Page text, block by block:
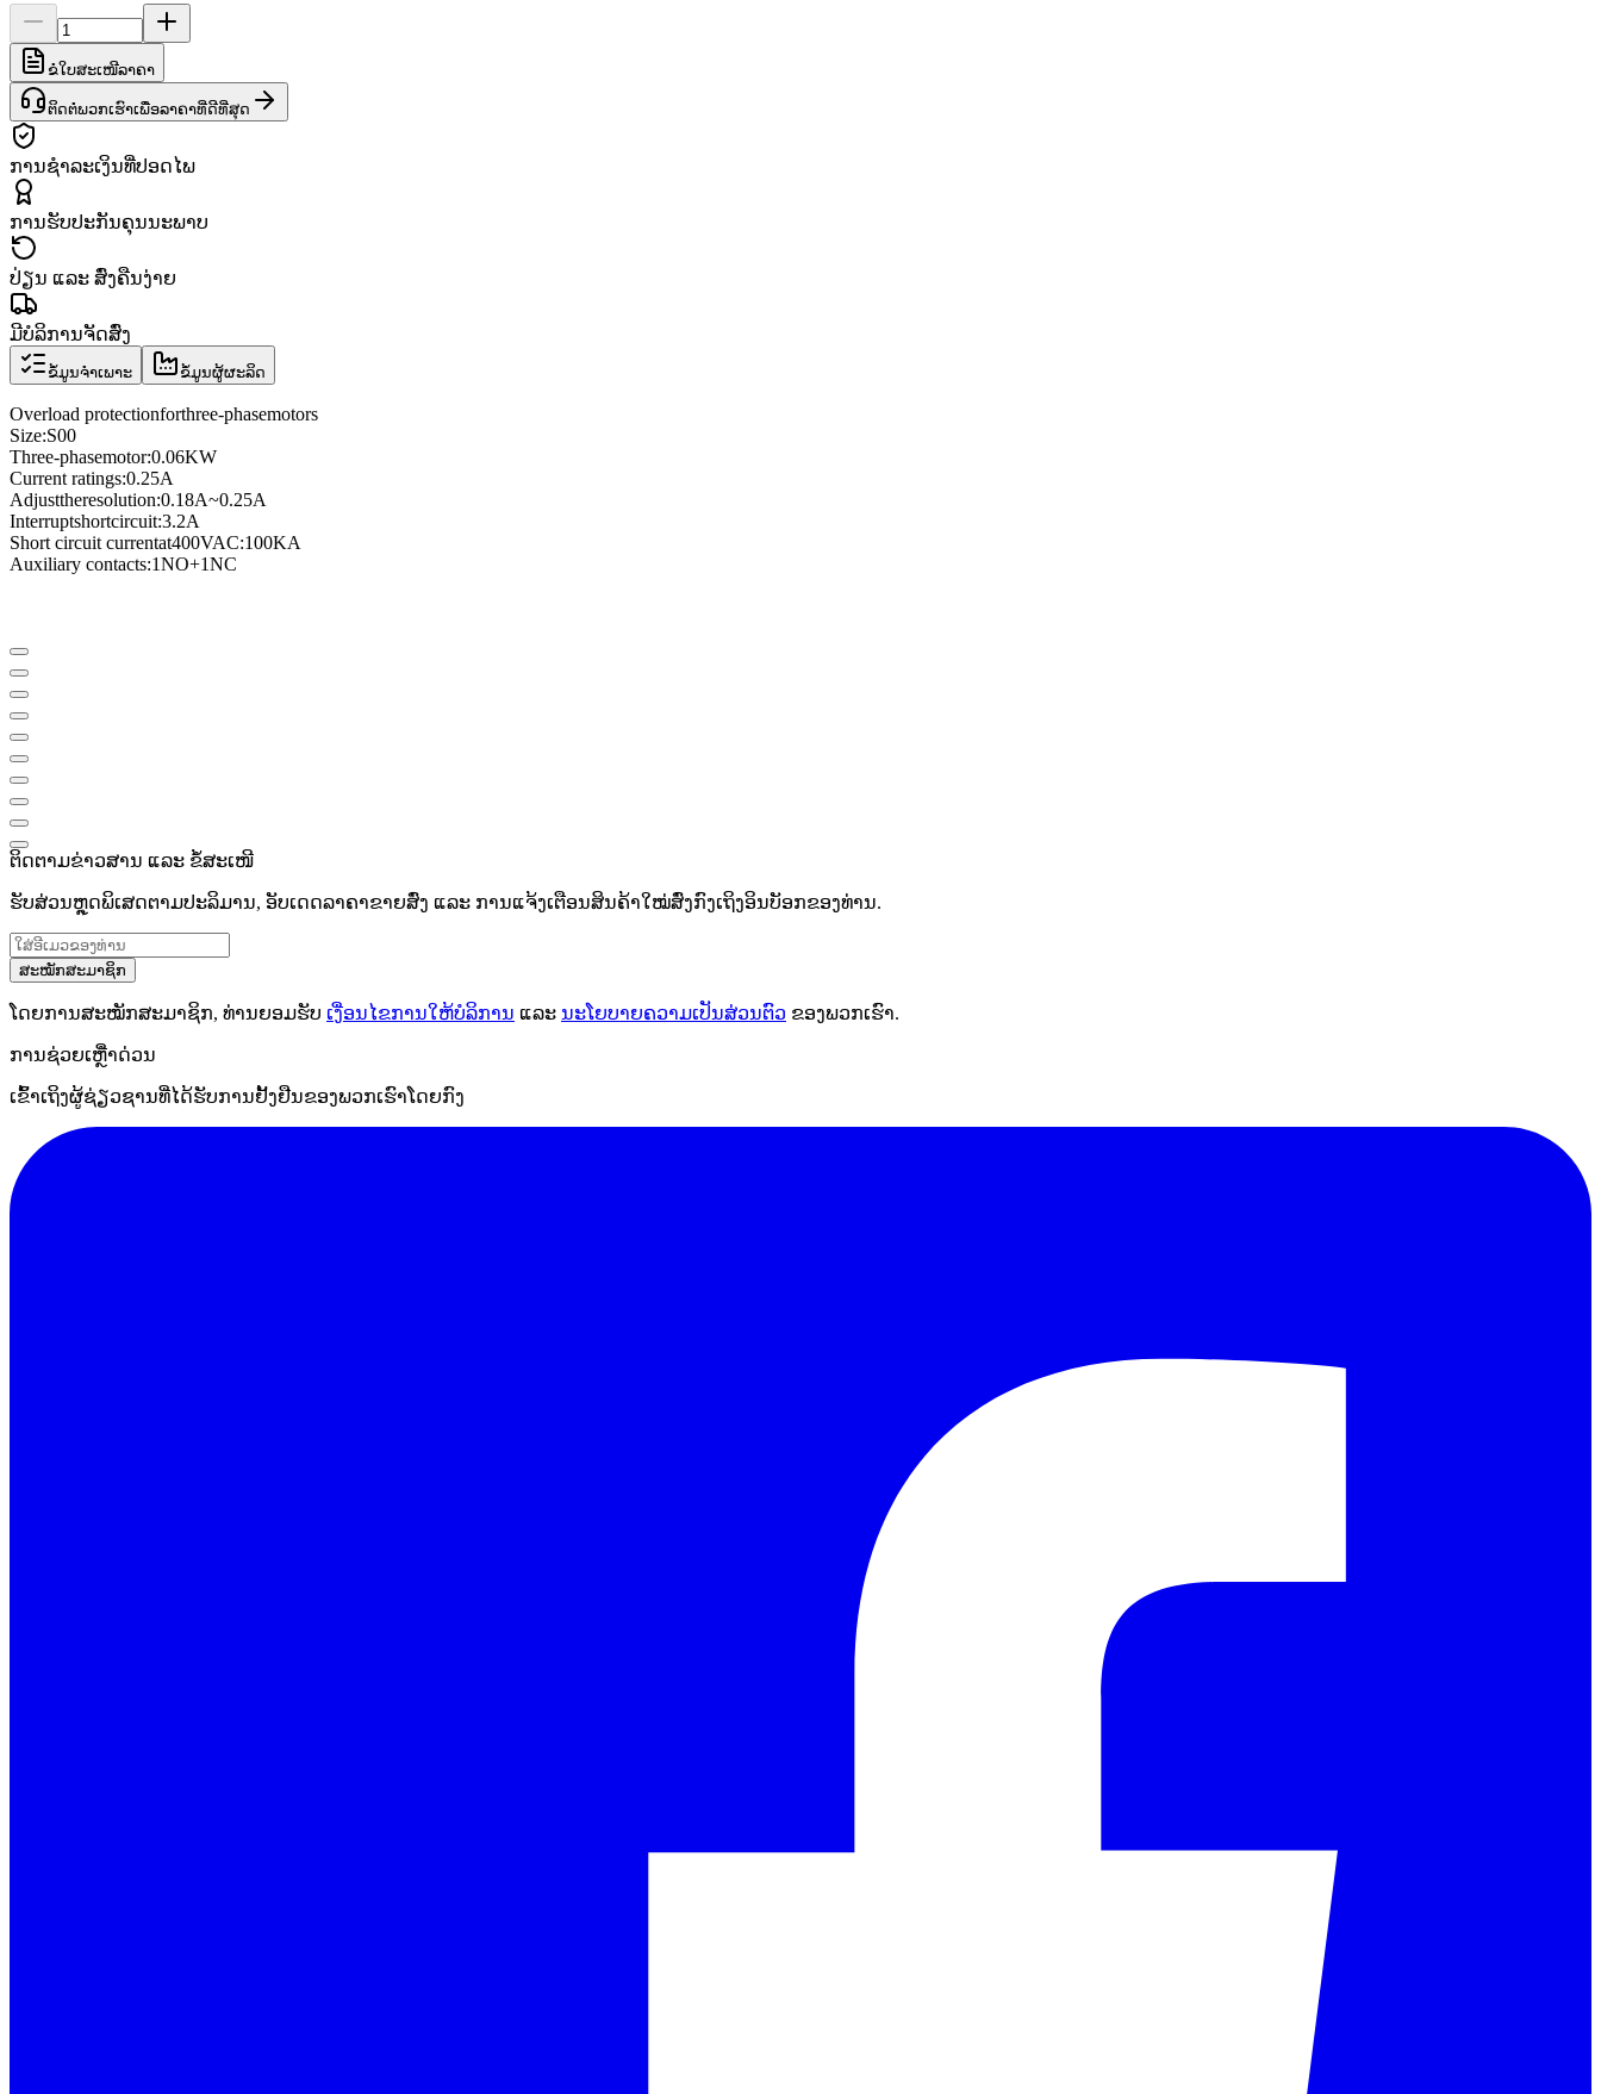
ຂໍໃບສະເໜີລາຄາ
ຕິດຕໍ່ພວກເຮົາເພື່ອລາຄາທີ່ດີທີ່ສຸດ
ການຊຳລະເງິນທີ່ປອດໄພ
ການຮັບປະກັນຄຸນນະພາບ
ປ່ຽນ ແລະ ສົ່ງຄືນງ່າຍ
ມີບໍລິການຈັດສົ່ງ
ຂໍ້ມູນຈຳເພາະ ຂໍ້ມູນຜູ້ຜະລິດ
Overload protectionforthree-phasemotors
Size:S00
Three-phasemotor:0.06KW
Current ratings:0.25A
Adjusttheresolution:0.18A~0.25A
Interruptshortcircuit:3.2A
Short circuit currentat400VAC:100KA
Auxiliary contacts:1NO+1NC
ຕິດຕາມຂ່າວສານ ແລະ ຂໍ້ສະເໜີ
ຮັບສ່ວນຫຼຸດພິເສດຕາມປະລິມານ, ອັບເດດລາຄາຂາຍສົ່ງ ແລະ ການແຈ້ງເຕືອນສິນຄ້າໃໝ່ສົ່ງກົງເຖິງອິນບັອກຂອງທ່ານ.
ສະໝັກສະມາຊິກ
ໂດຍການສະໝັກສະມາຊິກ, ທ່ານຍອມຮັບ ເງື່ອນໄຂການໃຫ້ບໍລິການ ແລະ ນະໂຍບາຍຄວາມເປັນສ່ວນຕົວ ຂອງພວກເຮົາ.
ການຊ່ວຍເຫຼືໍາດ່ວນ
ເຂົ້າເຖິງຜູ້ຊ່ຽວຊານທີ່ໄດ້ຮັບການຢັ້ງຢືນຂອງພວກເຮົາໂດຍກົງ